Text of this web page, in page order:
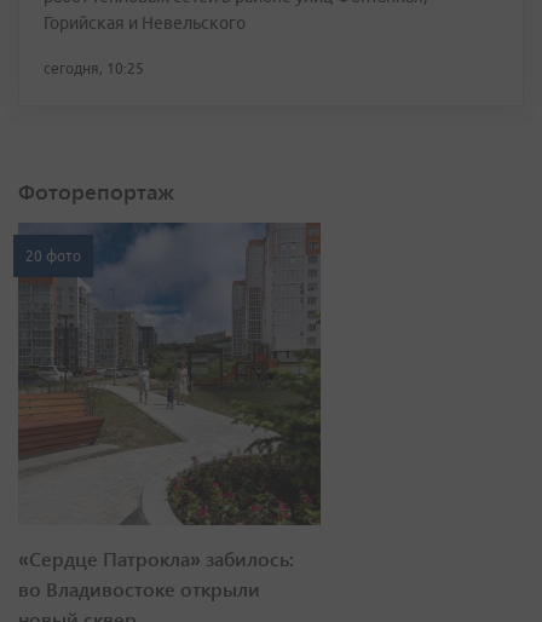
Горийская и Невельского
сегодня, 10:25
Фоторепортаж
20 фото
«Сердце Патрокла» забилось:
во Владивостоке открыли